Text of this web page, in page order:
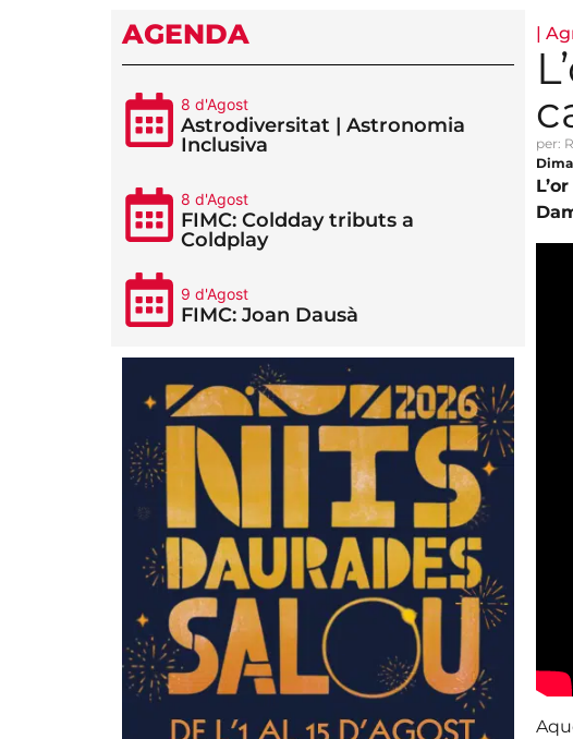
AGENDA
8 d'Agost
Astrodiversitat | Astronomia
Inclusiva
8 d'Agost
FIMC: Coldday tributs a
Coldplay
9 d'Agost
FIMC: Joan Dausà
|
per: